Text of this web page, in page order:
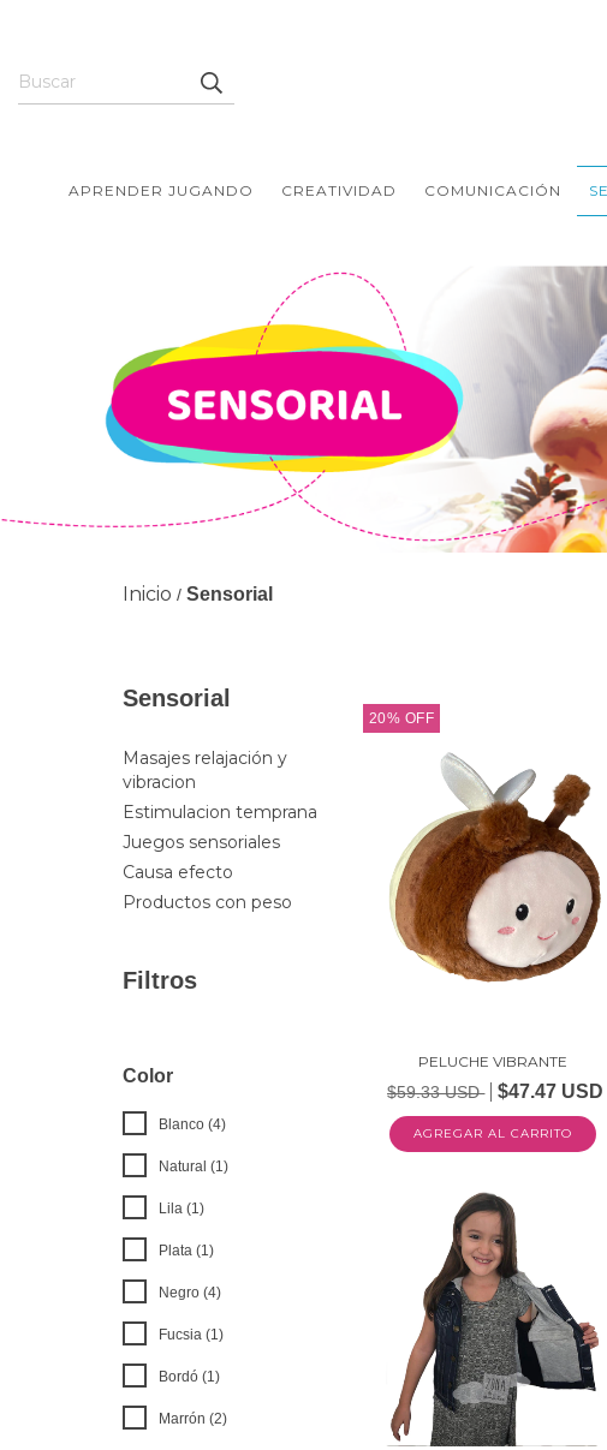
APRENDER JUGANDO CREATIVIDAD COMUNICACIÓN
Inicio / Sensorial
Sensorial
Masajes relajación y
vibracion
Estimulacion temprana
Juegos sensoriales
Causa efecto
Productos con peso
Filtros
Color
Blanco (4)
Natural (1)
Lila (1)
Plata (1)
Negro (4)
Fucsia (1)
Bordó (1)
Marrón (2)
20% OFF
PELUCHE VIBRANTE
$59.33 USD $47.47 USD
AGREGAR AL CARRITO